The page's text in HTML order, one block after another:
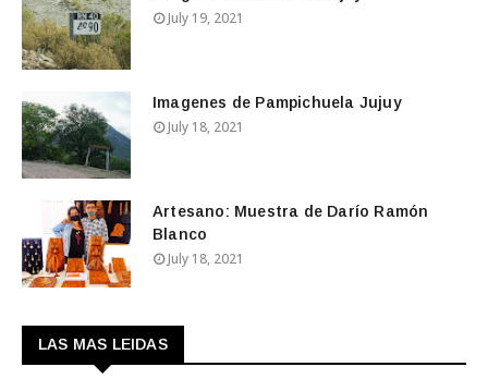
July 19, 2021
Imagenes de Pampichuela Jujuy
July 18, 2021
Artesano: Muestra de Darío Ramón
Blanco
July 18, 2021
LAS MAS LEIDAS